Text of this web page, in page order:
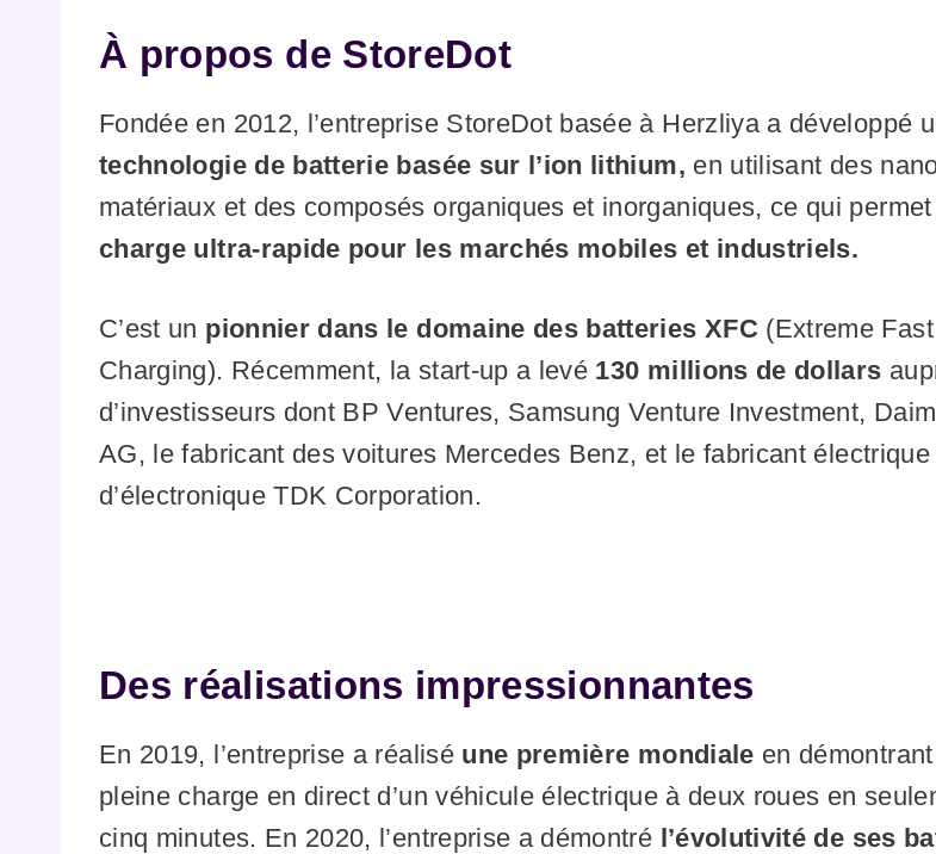
À propos de StoreDot
Fondée en 2012, l’entreprise StoreDot basée à Herzliya a développé
technologie de batterie basée sur l’ion lithium, en utilisant des
matériaux et des composés organiques et inorganiques, ce qui
charge ultra-rapide pour les marchés mobiles et industriels.
C’est un pionnier dans le domaine des batteries XFC (Extreme Fast
Charging). Récemment, la start-up a levé 130 millions de dollars
d’investisseurs dont BP Ventures, Samsung Venture Investment,
AG, le fabricant des voitures Mercedes Benz, et le fabricant électrique
d’électronique TDK Corporation.
Des réalisations impressionnantes
En 2019, l’entreprise a réalisé une première mondiale en
pleine charge en direct d’un véhicule électrique à deux roues en
cinq minutes. En 2020, l’entreprise a démontré l’évolutivité de ses